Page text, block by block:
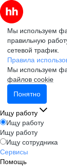
Мы используем
правильную
сетевой трафик.
Правила
Мы используем
файлов cookie
Понятно
Ищу работу
Ищу работу
Ищу работу
Ищу сотрудника
Сервисы
Помощь